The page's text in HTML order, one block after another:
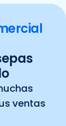
ventas